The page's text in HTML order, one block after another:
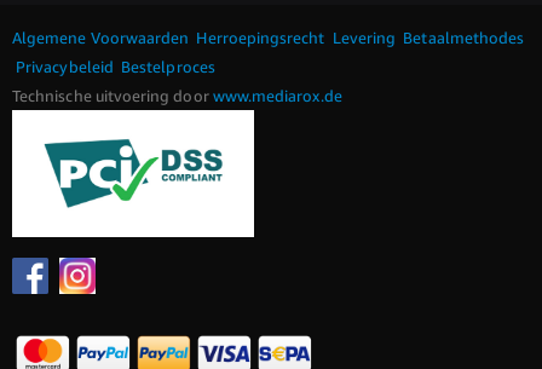
Algemene Voorwaarden Herroepingsrecht Levering Betaalmethodes
Privacybeleid Bestelproces
Technische uitvoering doorwww.mediarox.de